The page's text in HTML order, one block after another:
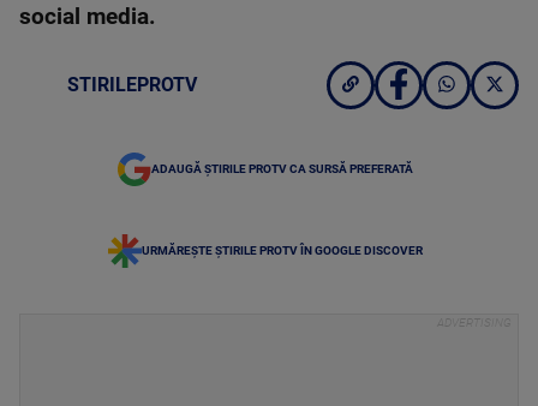
social media.
STIRILEPROTV
ADAUGĂ ȘTIRILE PROTV CA SURSĂ PREFERATĂ
URMĂREȘTE ȘTIRILE PROTV ÎN GOOGLE DISCOVER